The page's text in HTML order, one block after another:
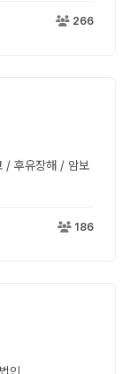
266
/ 후유장해 / 암보
186